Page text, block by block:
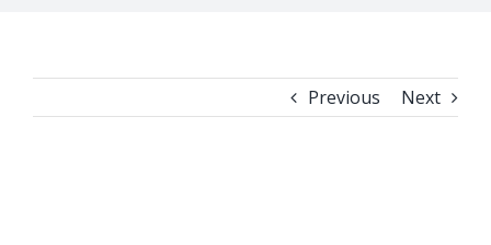
Previous Next